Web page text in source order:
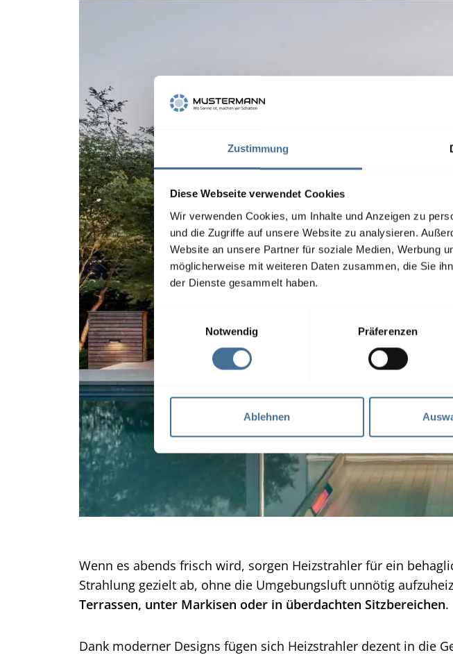
Zustimmung
Diese Webseite verwendet Cookies
Wir verwenden Cookies, um Inhalte und Anzeigen zu
und die Zugriffe auf unsere Website zu analysieren.
Website an unsere Partner für soziale Medien, Werbung
möglicherweise mit weiteren Daten zusammen, die Sie
der Dienste gesammelt haben.
n
w
i
l
g
s
s
w
Notwendig Präferenzen
Ablehnen
Wenn es abends frisch wird, sorgen Heizstrahler für ein
Strahlung gezielt ab, ohne die Umgebungsluft unnötig
Terrassen, unter Markisen oder in überdachten Sitzbereichen.
Dank moderner Designs fügen sich Heizstrahler dezent in die